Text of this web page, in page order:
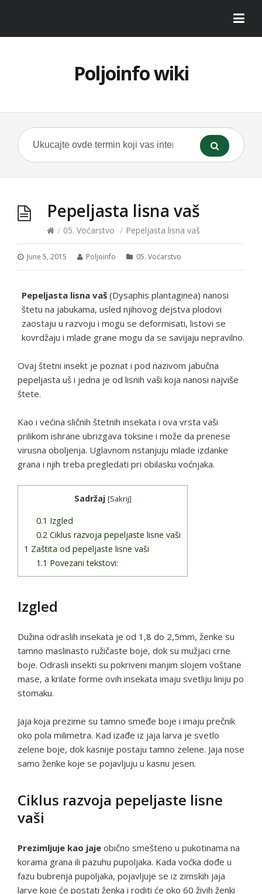
Poljoinfo wiki
Pepeljasta lisna vaš
/ 05. Voćarstvo / Pepeljasta lisna vaš
June 5, 2015 Poljoinfo 05. Voćarstvo
Pepeljasta lisna vaš (Dysaphis plantaginea) nanosi
štetu na jabukama, usled njihovog dejstva plodovi
zaostaju u razvoju i mogu se deformisati, listovi se
kovrdžaju i mlade grane mogu da se savijaju nepravilno.
Ovaj štetni insekt je poznat i pod nazivom jabučna
pepeljasta uš i jedna je od lisnih vaši koja nanosi najviše
štete.
Kao i većina sličnih štetnih insekata i ova vrsta vaši
prilikom ishrane ubrizgava toksine i može da prenese
virusna oboljenja. Uglavnom nstanjuju mlade izdanke
grana i njih treba pregledati pri obilasku voćnjaka.
Sadržaj [Sakrij]
0.1 Izgled
0.2 Ciklus razvoja pepeljaste lisne vaši
1 Zaštita od pepeljaste lisne vaši
1.1 Povezani tekstovi:
Izgled
Dužina odraslih insekata je od 1,8 do 2,5mm, ženke su
tamno maslinasto ružičaste boje, dok su mužjaci crne
boje. Odrasli insekti su pokriveni manjim slojem voštane
mase, a krilate forme ovih insekata imaju svetliju liniju po
stomaku.
Jaja koja prezime su tamno smeđe boje i imaju prečnik
oko pola milimetra. Kad izađe iz jaja larva je svetlo
zelene boje, dok kasnije postaju tamno zelene. Jaja nose
samo ženke koje se pojavljuju u kasnu jesen.
Ciklus razvoja pepeljaste lisne
vaši
Prezimljuje kao jaje obično smešteno u pukotinama na
korama grana ili pazuhu pupoljaka. Kada voćka dođe u
fazu bubrenja pupoljaka, pojavljuje se iz zimskih jaja
larve koje će postati ženka i roditi će oko 60 živih ženki